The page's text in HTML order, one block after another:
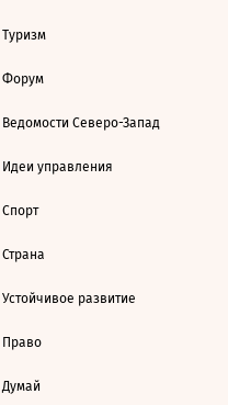
Туризм
Форум
Ведомости Северо-Запад
Идеи управления
Спорт
Страна
Устойчивое развитие
Право
Думай